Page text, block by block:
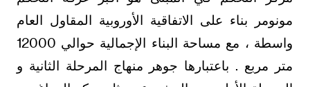
مونومر بناء على الاتفاقية الأوروبية المقاول العام
واسطة ، مع مساحة البناء الإجمالية حوالي 12000
متر مربع . باعتبارها جوهر منهاج المرحلة الثانية و